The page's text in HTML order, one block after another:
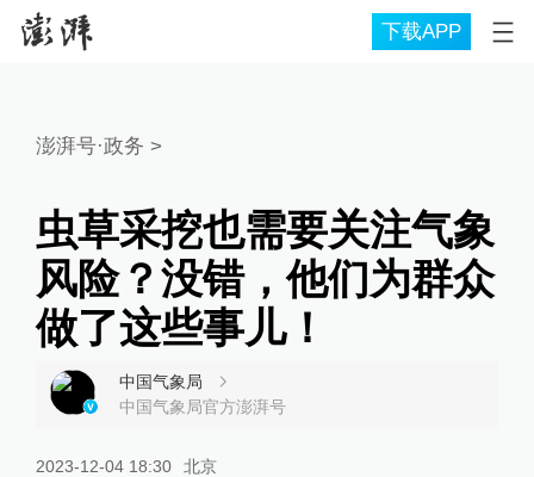
下载APP
澎湃号·政务 >
虫草采挖也需要关注气象
风险？没错，他们为群众
做了这些事儿！
中国气象局
中国气象局官方澎湃号
2023-12-04 18:30 北京